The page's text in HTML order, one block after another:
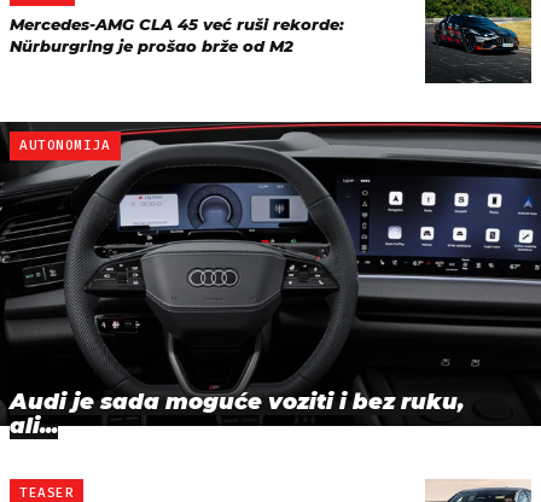
Mercedes-AMG CLA 45 već ruši rekorde:
Nürburgring je prošao brže od M2
AUTONOMIJA
Audi je sada moguće voziti i bez ruku,
ali...
TEASER